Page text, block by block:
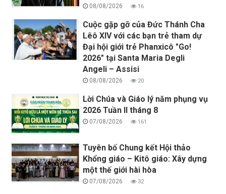
08/08/2026 16
Cuộc gặp gỡ của Đức Thánh Cha
Lêô XIV với các bạn trẻ tham dự
Đại hội giới trẻ Phanxicô "Go!
2026" tại Santa Maria Degli
Angeli – Assisi
08/08/2026 20
Lời Chúa và Giáo lý năm phụng vụ
2026 Tuần II tháng 8
07/08/2026 161
Tuyên bố Chung kết Hội thảo
Khổng giáo – Kitô giáo: Xây dựng
một thế giới hài hòa
07/08/2026 32